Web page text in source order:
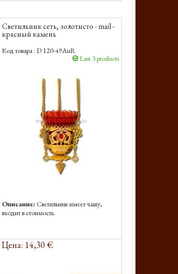
Светильник сеть, золотисто - mail -
красный камень
Код товара : D 120-49AuR
Last 3 products
Описание: Светильник имеет чашу,
входит в стоимость.
Цена: 14,30 €